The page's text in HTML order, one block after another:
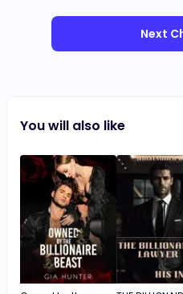
Next
You will also like